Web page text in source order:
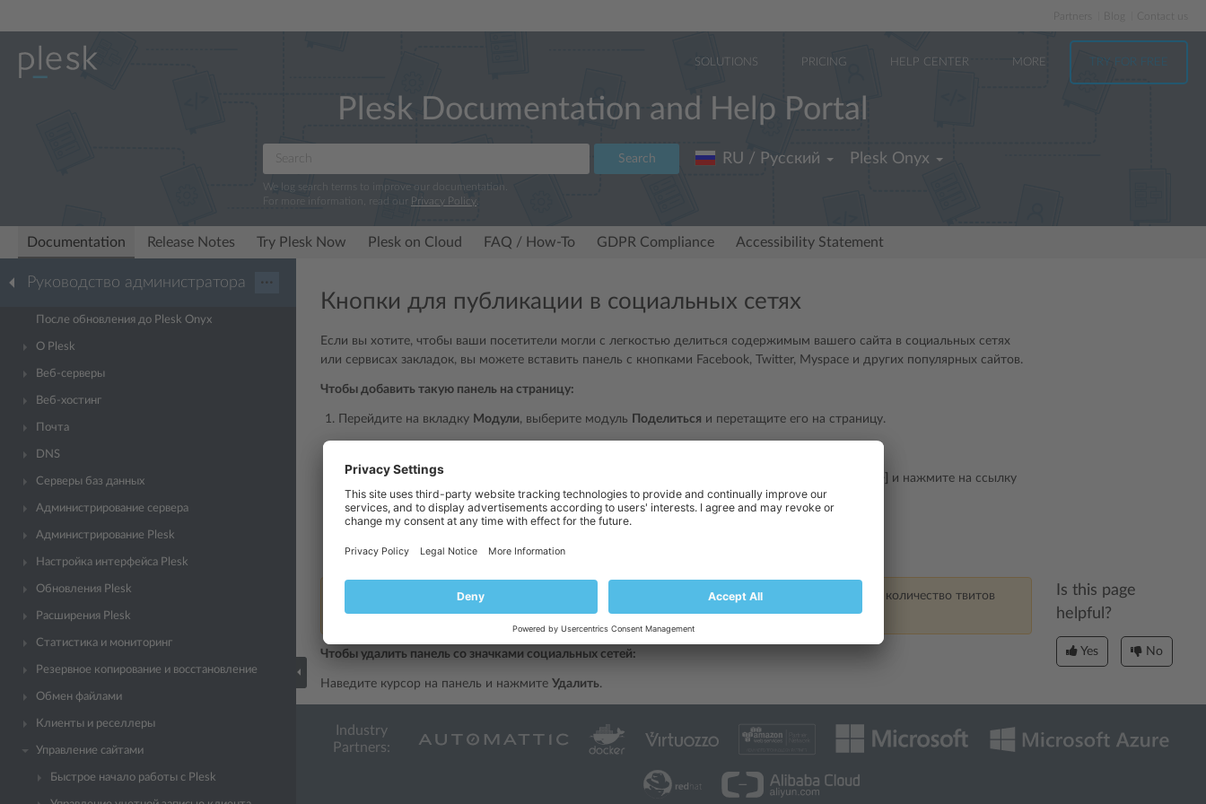
Partners
SOLUTIONS PRICING HELP CENTER MORE TRY FOR FREE
Plesk Documentation and Help Portal
Search
We log search terms to improve our documentation.
For more information, read our Privacy Policy
RU / Русский Plesk Onyx
Documentation Release Notes Try Plesk Now Plesk on Cloud FAQ / How-To GDPR Compliance Accessibility Statement
Руководство администратора ···
После обновления до Plesk Onyx
О Plesk
Веб-серверы
Веб-хостинг
Почта
DNS
Серверы баз данных
Администрирование сервера
Администрирование Plesk
Настройка интерфейса Plesk
Обновления Plesk
Расширения Plesk
Статистика и мониторинг
Резервное копирование и восстановление
Обмен файлами
Клиенты и реселлеры
Управление сайтами
Быстрое начало работы с Plesk
Кнопки для публикации в социальных сетях
Если вы хотите, чтобы ваши посетители могли с легкостью делиться содержимым вашего сайта в социальных сетях
или сервисах закладок, вы можете вставить панель с кнопками Facebook, Twitter, Myspace и других популярных сайтов.
Чтобы добавить такую панель на страницу:
Перейдите на вкладку Модули, выберите модуль Поделиться и перетащите его на страницу.
Если вы хотите изменить список доступных социальных сетей, наведите курсор на значок
и нажмите на ссылку
Еще.
Изменения, которые вы внесете в список сервисов, вступят в силу после публикации сайта.
НажмитеOK
Когда кто-нибудь делится содержимым вашего сайта с помощью кнопки Tweet, количество твитов
увеличивается не сразу. Обновление счетчика твитов может занять несколько часов.
Чтобы удалить панель со значками социальных сетей:
Наведите курсор на панель и нажмите Удалить.
Is this page
helpful?
Yes No
Industry
Partners: